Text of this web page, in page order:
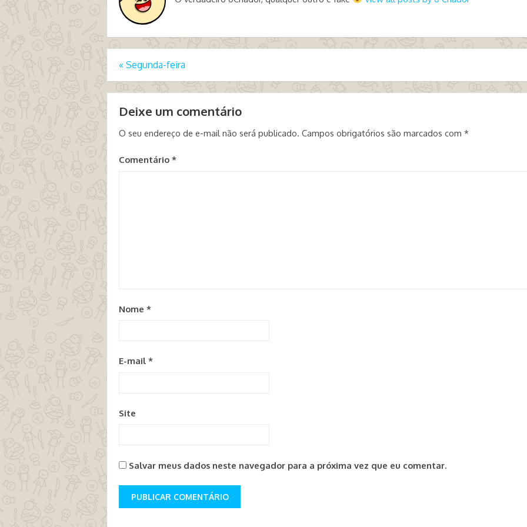
« Segunda-feira
Deixe um comentário
O seu endereço de e-mail não será publicado. Campos obrigatórios são marcados com *
Comentário *
Nome *
E-mail *
Site
Salvar meus dados neste navegador para a próxima vez que eu comentar.